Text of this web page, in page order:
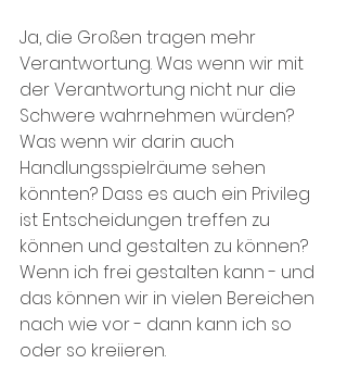
Ja, die Großen tragen mehr
Verantwortung. Was wenn wir mit
der Verantwortung nicht nur die
Schwere wahrnehmen würden?
Was wenn wir darin auch
Handlungsspielräume sehen
könnten? Dass es auch ein Privileg
ist Entscheidungen treffen zu
können und gestalten zu können?
Wenn ich frei gestalten kann - und
das können wir in vielen Bereichen
nach wie vor - dann kann ich so
oder so kreiieren.